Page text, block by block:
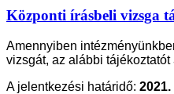
Központi írásbeli vizsga
Amennyiben
vizsgát, az alábbi
A jelentkezési határidő: